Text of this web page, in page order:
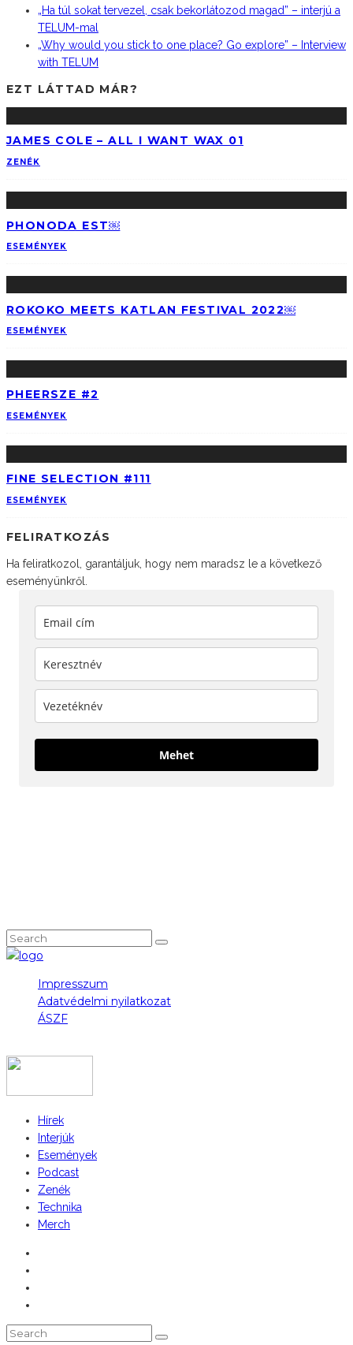
„Ha túl sokat tervezel, csak bekorlátozod magad” – interjú a
TELUM-mal
„Why would you stick to one place? Go explore” – Interview
with TELUM
EZT LÁTTAD MÁR?
JAMES COLE – ALL I WANT WAX 01
ZENÉK
PHONODA EST￼
ESEMÉNYEK
ROKOKO MEETS KATLAN FESTIVAL 2022￼
ESEMÉNYEK
PHEERSZE #2
ESEMÉNYEK
FINE SELECTION #111
ESEMÉNYEK
FELIRATKOZÁS
Ha feliratkozol, garantáljuk, hogy nem maradsz le a következő
eseményünkről.
Mehet
Impresszum
Adatvédelmi nyilatkozat
ÁSZF
Hírek
Interjúk
Események
Podcast
Zenék
Technika
Merch